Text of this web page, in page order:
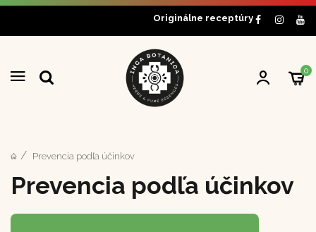
Originálne receptúry
0
Prevencia podľa účinkov
Prevencia podľa účinkov